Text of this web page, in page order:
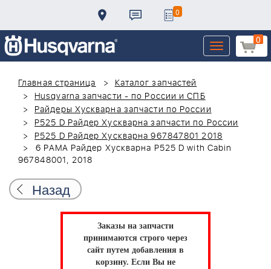
0
0
Toggle
navigation
Главная страница
Каталог запчастей
Husqvarna запчасти - по России и СПБ
Райдеры Хускварна запчасти по России
P525 D Райдер Хускварна запчасти по России
P525 D Райдер Хускварна 967847801 2018
6 РАМА Райдер Хускварна P525 D with Cabin
967848001, 2018
Назад
Заказы на запчасти
принимаются строго через
сайт путем добавления в
корзину. Если Вы не